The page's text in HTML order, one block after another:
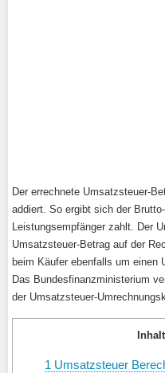
Der errechnete Umsatzsteuer-
addiert. So ergibt sich der
Leistungsempfänger zahlt. Der
Umsatzsteuer-Betrag auf der
beim Käufer ebenfalls um einen
Das Bundesfinanzministerium
der Umsatzsteuer-
1 Umsatzsteuer